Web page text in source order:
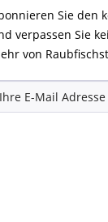
Sie den
verpassen Sie
von